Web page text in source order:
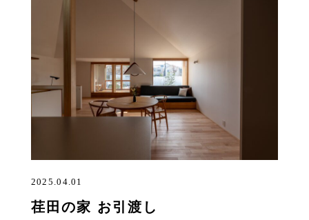
2025.04.01
荏田の家 お引渡し